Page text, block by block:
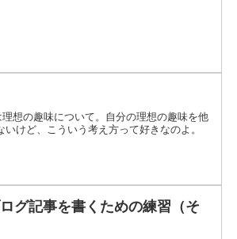
想の趣味について。自分の理想の趣味を他
けど、こういう考え方って好きなのよ。
グ記事を書くための練習（そ